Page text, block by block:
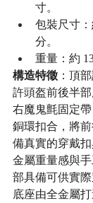
寸。
包裝尺寸：
分。
重量：約
構造特徵 ：頂
許頭盔前後半
右魔鬼氈固定
銅環扣合，將
備真實的穿戴
金屬重量感與
部具備可供實際
底座由全金屬